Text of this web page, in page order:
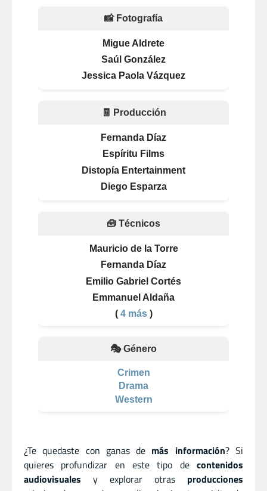
📸 Fotografía
Migue Aldrete
Saúl González
Jessica Paola Vázquez
🧾 Producción
Fernanda Díaz
Espíritu Films
Distopía Entertainment
Diego Esparza
🧰 Técnicos
Mauricio de la Torre
Fernanda Díaz
Emilio Gabriel Cortés
Emmanuel Aldaña
( 4 más)
🎭 Género
Crimen
Drama
Western
¿Te quedaste con ganas de más información? Si
quieres profundizar en este tipo de contenidos
audiovisuales y explorar otras producciones